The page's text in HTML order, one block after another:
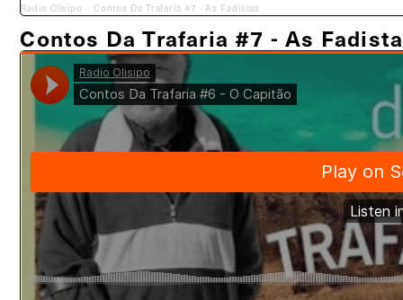
Radio Olisipo · Contos Da Trafaria #7 - As Fadistas
Contos Da Trafaria #7 - As